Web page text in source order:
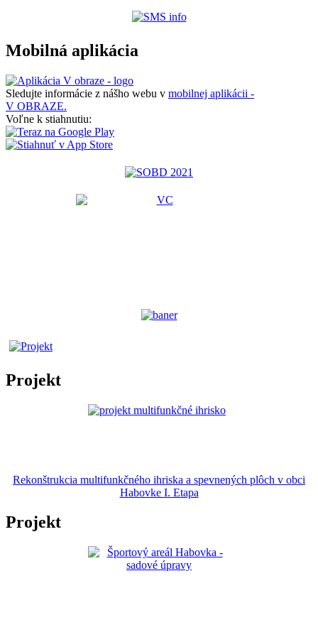
Mobilná aplikácia
Sledujte informácie z nášho webu v mobilnej aplikácii -
V OBRAZE.
Voľne k stiahnutiu:
Projekt
Rekonštrukcia multifunkčného ihriska a spevnených plôch v obci
Habovke I. Etapa
Projekt